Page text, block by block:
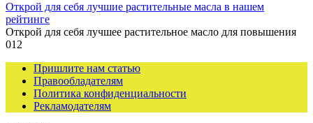
Открой для себя лучшие растительные масла в нашем
рейтинге
Открой для себя лучшее растительное масло для повышения
012
Пришлите нам статью
Правообладателям
Политика конфиденциальности
Рекламодателям